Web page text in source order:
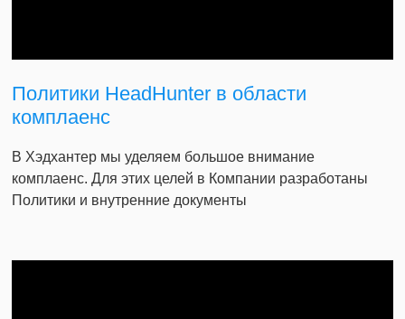
Политики HeadHunter в области
комплаенс
В Хэдхантер мы уделяем большое внимание
комплаенс. Для этих целей в Компании разработаны
Политики и внутренние документы